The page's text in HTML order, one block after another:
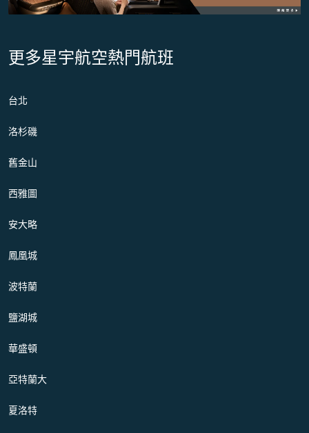
更多星宇航空熱門航班
台北
洛杉磯
舊金山
西雅圖
安大略
鳳凰城
波特蘭
鹽湖城
華盛頓
亞特蘭大
夏洛特